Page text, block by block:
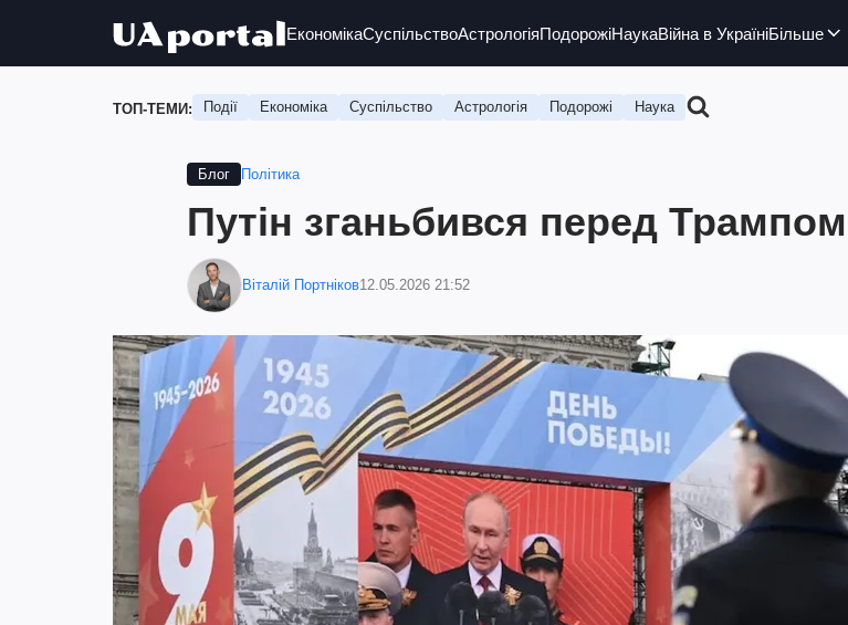
ЕкономікаСуспільствоАстрологіяПодорожіНаукаВійна в УкраїніБільше
ТОП-ТЕМИ: Події Економіка Суспільство Астрологія Подорожі Наука
Блог Політика
Путін зганьбився перед Трампом
Віталій Портніков12.05.2026 21:52